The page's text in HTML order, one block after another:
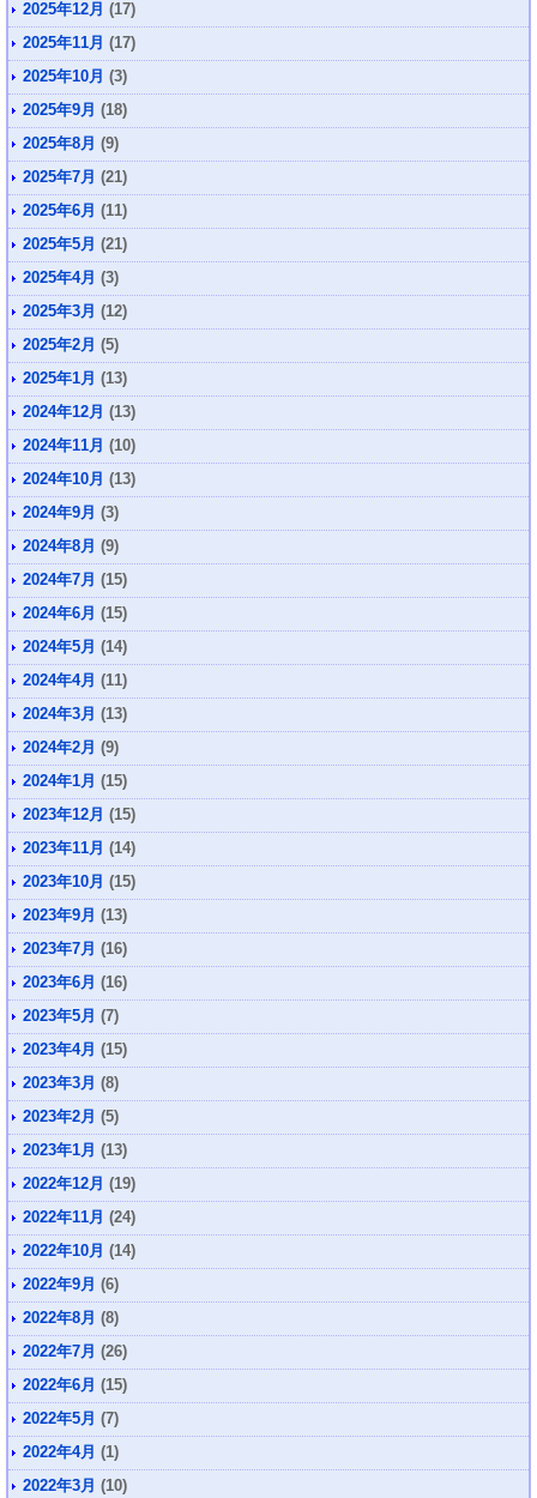
2025年12月 (17)
2025年11月 (17)
2025年10月 (3)
2025年9月 (18)
2025年8月 (9)
2025年7月 (21)
2025年6月 (11)
2025年5月 (21)
2025年4月 (3)
2025年3月 (12)
2025年2月 (5)
2025年1月 (13)
2024年12月 (13)
2024年11月 (10)
2024年10月 (13)
2024年9月 (3)
2024年8月 (9)
2024年7月 (15)
2024年6月 (15)
2024年5月 (14)
2024年4月 (11)
2024年3月 (13)
2024年2月 (9)
2024年1月 (15)
2023年12月 (15)
2023年11月 (14)
2023年10月 (15)
2023年9月 (13)
2023年7月 (16)
2023年6月 (16)
2023年5月 (7)
2023年4月 (15)
2023年3月 (8)
2023年2月 (5)
2023年1月 (13)
2022年12月 (19)
2022年11月 (24)
2022年10月 (14)
2022年9月 (6)
2022年8月 (8)
2022年7月 (26)
2022年6月 (15)
2022年5月 (7)
2022年4月 (1)
2022年3月 (10)